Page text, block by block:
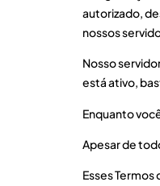
autorizado,
nossos
Nosso
está ativo,
Enquanto
Apesar de
Esses